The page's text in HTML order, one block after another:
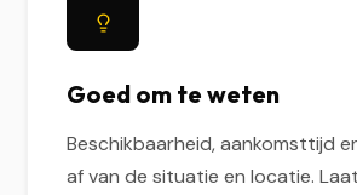
Goed om te weten
Beschikbaarheid, aankomsttijd
af van de situatie en locatie.